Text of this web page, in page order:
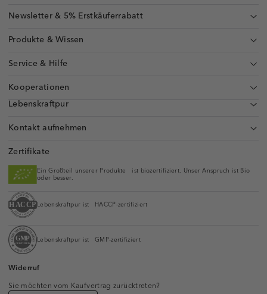
Produkte & Wissen
Service & Hilfe
Kooperationen
Lebenskraftpur
Kontakt aufnehmen
Zertifikate
Ein Großteil unserer Produkte ist biozertifiziert. Unser Anspruch ist Bio
oder besser.
Lebenskraftpur ist HACCP-zertifiziert
Lebenskraftpur ist GMP-zertifiziert
Widerruf
Sie möchten vom Kaufvertrag zurücktreten?
Newsletter & 5% Erstkäuferrabatt